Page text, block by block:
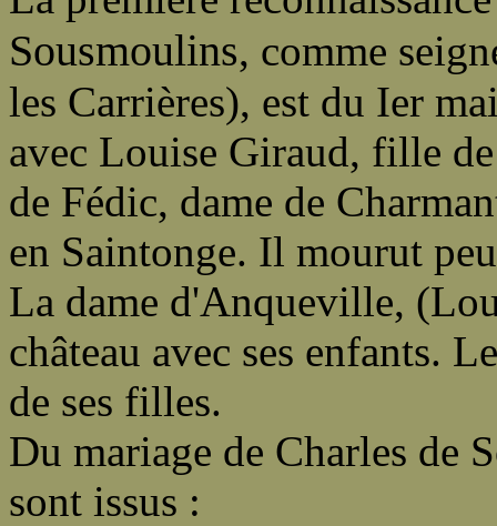
Sousmoulins, comme
les Carrières), est du Ier
avec Louise Giraud, fille
de Fédic, dame de
en Saintonge. Il mourut
La dame d'Anqueville,
château avec ses enfants.
de ses filles.
Du mariage de Charles de
sont issus :